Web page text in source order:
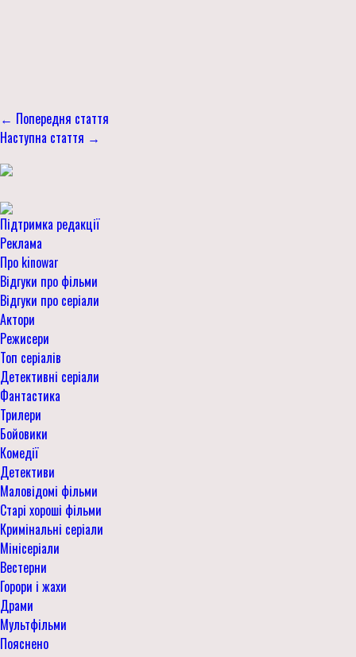
← Попередня стаття
Наступна стаття →
Підтримка редакції
Реклама
Про kinowar
Відгуки про фільми
Відгуки про серіали
Актори
Режисери
Топ серіалів
Детективні серіали
Фантастика
Трилери
Бойовики
Комедії
Детективи
Маловідомі фільми
Старі хороші фільми
Кримінальні серіали
Мінісеріали
Вестерни
Горори і жахи
Драми
Мультфільми
Пояснено